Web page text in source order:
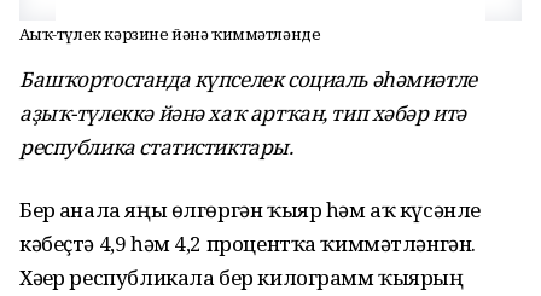
Аҙыҡ-түлек кәрзине йәнә ҡиммәтләнде
Башҡортостанда күпселек социаль әһәмиәтле
аҙыҡ-түлеккә йәнә хаҡ артҡан, тип хәбәр итә
республика статистиктары.
Бер аҙнала яңы өлгөргән ҡыяр һәм аҡ күсәнле
кәбеҫтә 4,9 һәм 4,2 процентҡа ҡиммәтләнгән.
Хәҙер республикала бер килограмм ҡыярҙың